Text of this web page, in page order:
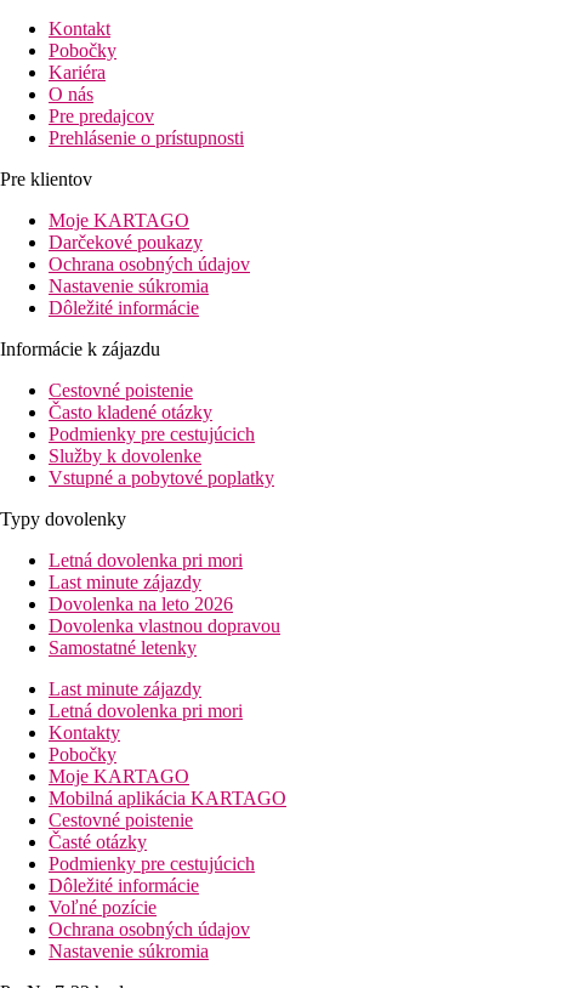
Kontakt
Pobočky
Kariéra
O nás
Pre predajcov
Prehlásenie o prístupnosti
Pre klientov
Moje KARTAGO
Darčekové poukazy
Ochrana osobných údajov
Nastavenie súkromia
Dôležité informácie
Informácie k zájazdu
Cestovné poistenie
Často kladené otázky
Podmienky pre cestujúcich
Služby k dovolenke
Vstupné a pobytové poplatky
Typy dovolenky
Letná dovolenka pri mori
Last minute zájazdy
Dovolenka na leto 2026
Dovolenka vlastnou dopravou
Samostatné letenky
Last minute zájazdy
Letná dovolenka pri mori
Kontakty
Pobočky
Moje KARTAGO
Mobilná aplikácia KARTAGO
Cestovné poistenie
Časté otázky
Podmienky pre cestujúcich
Dôležité informácie
Voľné pozície
Ochrana osobných údajov
Nastavenie súkromia